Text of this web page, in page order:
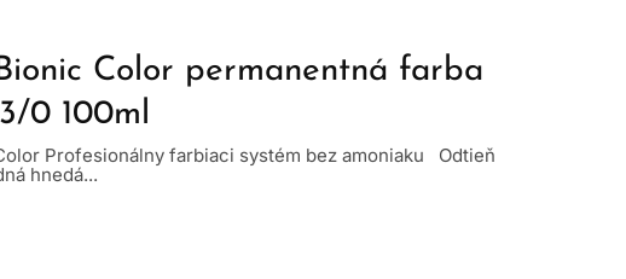
Color permanentná farba
0 100ml
Profesionálny farbiaci systém bez amoniaku Odtieň
hnedá...